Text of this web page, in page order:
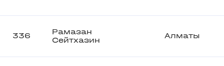
336
Рамазан
Сейтхазин
Алматы